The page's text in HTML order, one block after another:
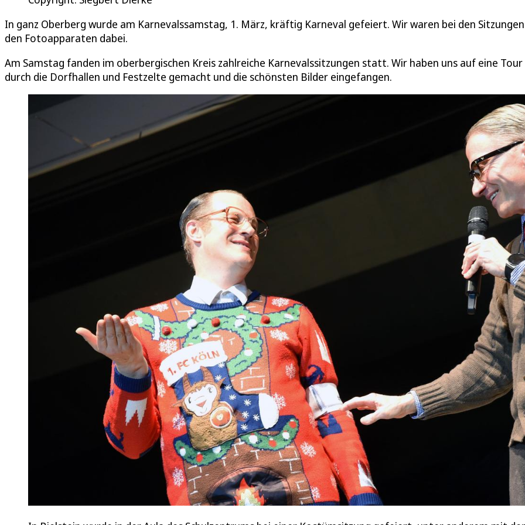
In ganz Oberberg wurde am Karnevalssamstag, 1. März, kräftig Karneval gefeiert. Wir waren bei den
den Fotoapparaten dabei.
Am Samstag fanden im oberbergischen Kreis zahlreiche Karnevalssitzungen statt. Wir haben uns auf eine Tour
durch die Dorfhallen und Festzelte gemacht und die schönsten Bilder eingefangen.